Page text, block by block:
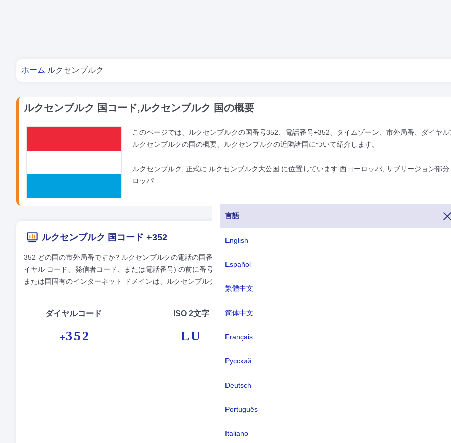
言語
English
Español
繁體中文
简体中文
Français
Русский
Deutsch
Português
Italiano
あなたはここにいる
ホーム ルクセンブルク
ルクセンブルク 国コード,ルクセンブルク 国の概要
このページでは、ルクセンブルクの国番号352、電話番号+352、タイムゾーン、市外局番、ダイヤル
ルクセンブルクの国の概要、ルクセンブルクの近隣諸国について紹介します。
ルクセンブルク, 正式に ルクセンブルク大公国 に位置しています 西ヨーロッパ, サブリージョン部分
ロッパ.
ルクセンブルク 国コード +352
352 どの国の市外局番ですか? ルクセンブルクの電話の国番号は 352 です。 他の国からルクセンブルクに電話したい場合は、電話番
イヤル コード、発信者コード、または電話番号) の前に番号 352 をダイヤルしてください。 ルクセンブルクのトップ レベル ドメイン
または国固有のインターネット ドメインは、ルクセンブルクの .lu で終わり、ルクセンブルクの通貨名はユーロ(EUR) です。
ダイヤルコード
+352
ISO 2文字
LU
貨幣:
言語: